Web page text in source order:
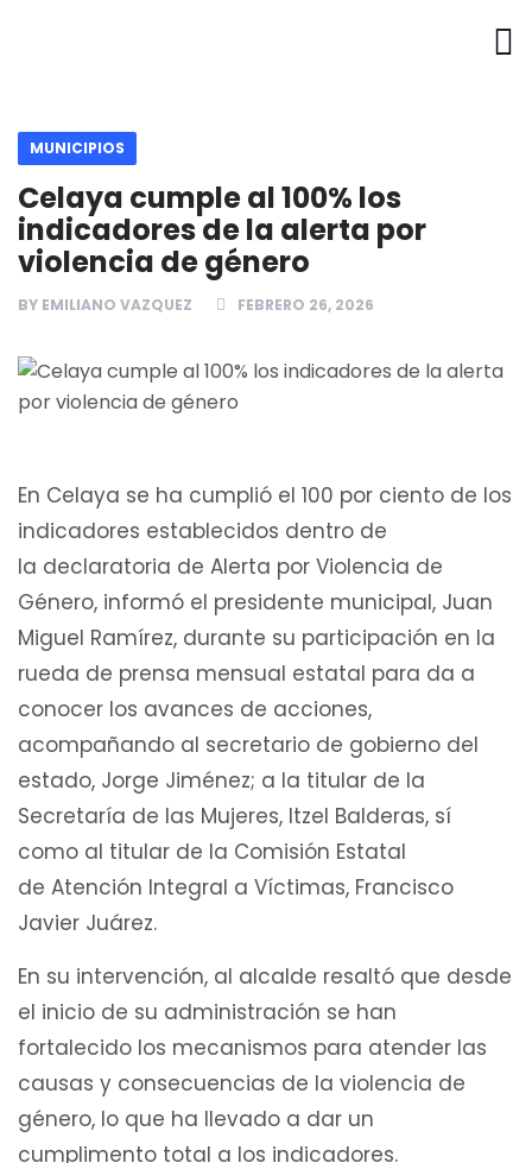
MUNICIPIOS
Celaya cumple al 100% los
indicadores de la alerta por
violencia de género
BY EMILIANO VAZQUEZ FEBRERO 26, 2026
En Celaya se ha cumplió el 100 por ciento de los
indicadores establecidos dentro de
la declaratoria de Alerta por Violencia de
Género, informó el presidente municipal, Juan
Miguel Ramírez, durante su participación en la
rueda de prensa mensual estatal para da a
conocer los avances de acciones,
acompañando al secretario de gobierno del
estado, Jorge Jiménez; a la titular de la
Secretaría de las Mujeres, Itzel Balderas, sí
como al titular de la Comisión Estatal
de Atención Integral a Víctimas, Francisco
Javier Juárez.
En su intervención, al alcalde resaltó que desde
el inicio de su administración se han
fortalecido los mecanismos para atender las
causas y consecuencias de la violencia de
género, lo que ha llevado a dar un
cumplimento total a los indicadores.